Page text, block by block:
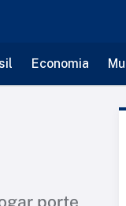
Economia
porte